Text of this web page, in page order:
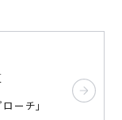
ーチ」